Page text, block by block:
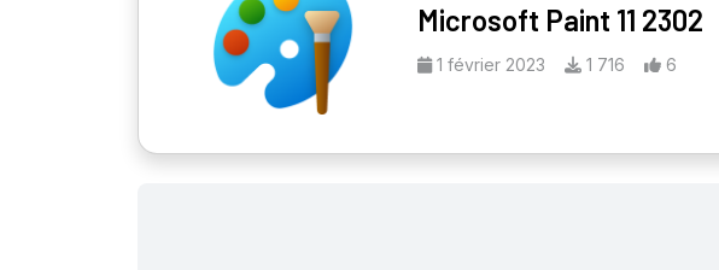
Microsoft Paint 11 2302
1 février 2023 1 716 6